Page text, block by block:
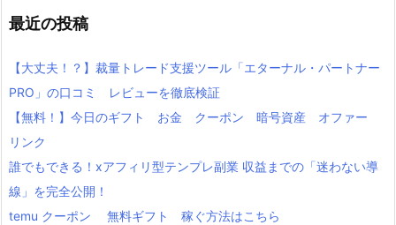
最近の投稿
【大丈夫！？】裁量トレード支援ツール「エターナル・パートナー
PRO」の口コミ レビューを徹底検証
【無料！】今日のギフト お金 クーポン 暗号資産 オファー
リンク
誰でもできる！xアフィリ型テンプレ副業 収益までの「迷わない導
線」を完全公開！
temu クーポン 無料ギフト 稼ぐ方法はこちら